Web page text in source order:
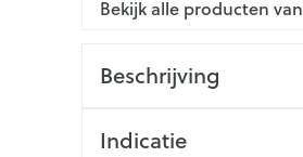
Bekijk alle producten
Beschrijving
Indicatie